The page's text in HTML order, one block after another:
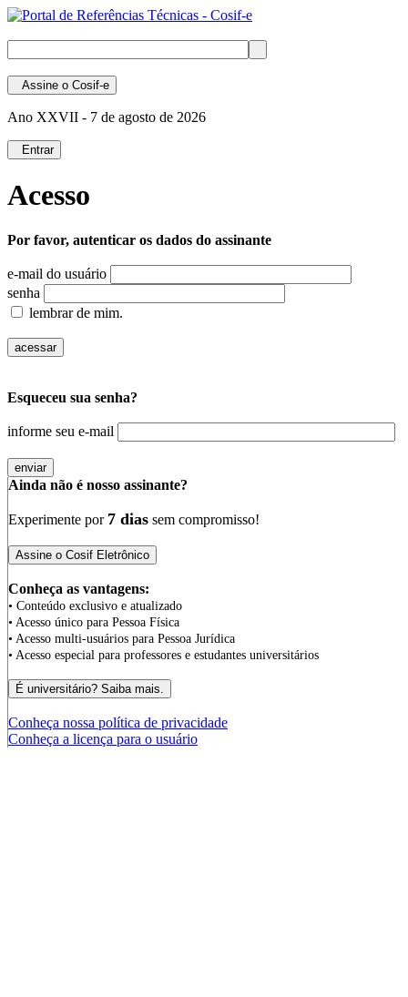
Assine o Cosif-e
Ano XXVII - 7 de agosto de 2026
Entrar
Acesso
Por favor, autenticar os dados do assinante
e-mail do usuário
senha
lembrar de mim.
Esqueceu sua senha?
informe seu e-mail
Ainda não é nosso assinante?
Experimente por 7 dias sem compromisso!
Conheça as vantagens:
• Conteúdo exclusivo e atualizado
• Acesso único para Pessoa Física
• Acesso multi-usuários para Pessoa Jurídica
• Acesso especial para professores e estudantes universitários
Conheça nossa política de privacidade
Conheça a licença para o usuário